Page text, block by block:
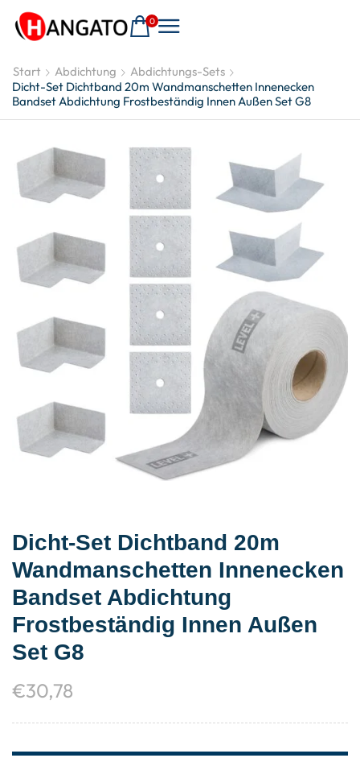
0
Start Abdichtung
Abdichtungs-Sets
Dicht-Set Dichtband 20m Wandmanschetten Innenecken
Bandset Abdichtung Frostbeständig Innen Außen Set G8
Dicht-Set Dichtband 20m
Wandmanschetten Innenecken
Bandset Abdichtung
Frostbeständig Innen Außen
Set G8
€30,78